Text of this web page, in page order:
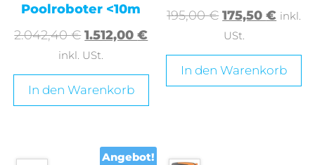
Poolroboter <10m
2.042,40€ 1.512,00€
inkl. USt.
In den Warenkorb
195,00€ 175,50€ inkl.
USt.
In den Warenkorb
Angebot!